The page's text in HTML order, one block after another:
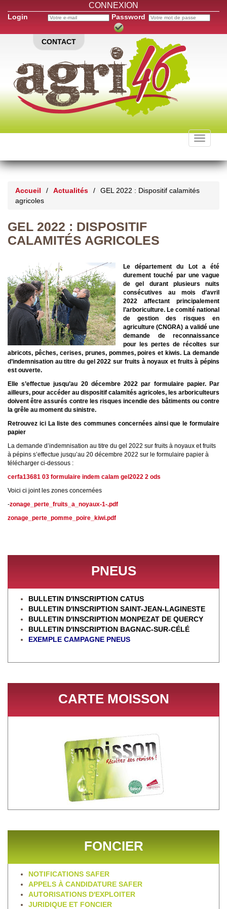
CONNEXION
Login Password
CONTACT
Toggle
Accueil / Actualités /
GEL 2022 : Dispositif calamités
agricoles
GEL 2022 : DISPOSITIF
CALAMITÉS AGRICOLES
Le département du Lot a été
durement touché par une vague
de gel durant plusieurs nuits
consécutives au mois d’avril
2022 affectant principalement
l’arboriculture. Le comité national
de gestion des risques en
agriculture (CNGRA) a validé une
demande de reconnaissance
pour les pertes de récoltes sur
abricots, pêches, cerises, prunes, pommes, poires et kiwis. La demande
d’indemnisation au titre du gel 2022 sur fruits à noyaux et fruits à pépins
est ouverte.
Elle s’effectue jusqu’au 20 décembre 2022 par formulaire papier. Par
ailleurs, pour accéder au dispositif calamités agricoles, les arboriculteurs
doivent être assurés contre les risques incendie des bâtiments ou contre
la grêle au moment du sinistre.
Retrouvez ici La liste des communes concernées ainsi que le formulaire
papier
La demande d’indemnisation au titre du gel 2022 sur fruits à noyaux et fruits
à pépins s’effectue jusqu’au 20 décembre 2022 sur le formulaire papier à
télécharger ci-dessous :
cerfa13681 03 formulaire indem calam gel2022 2 ods
Voici ci joint les zones concernées
-zonage_perte_fruits_a_noyaux-1-.pdf
zonage_perte_pomme_poire_kiwi.pdf
PNEUS
BULLETIN D'INSCRIPTION CATUS
BULLETIN D'INSCRIPTION SAINT-JEAN-LAGINESTE
BULLETIN D'INSCRIPTION MONPEZAT DE QUERCY
BULLETIN D'INSCRIPTION BAGNAC-SUR-CÉLÉ
EXEMPLE CAMPAGNE PNEUS
CARTE MOISSON
FONCIER
NOTIFICATIONS SAFER
APPELS À CANDIDATURE SAFER
AUTORISATIONS D'EXPLOITER
JURIDIQUE ET FONCIER